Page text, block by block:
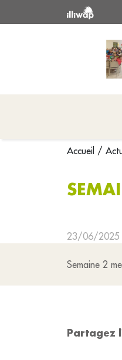
Accueil /
23/06/2025
Semaine 2
Partagez